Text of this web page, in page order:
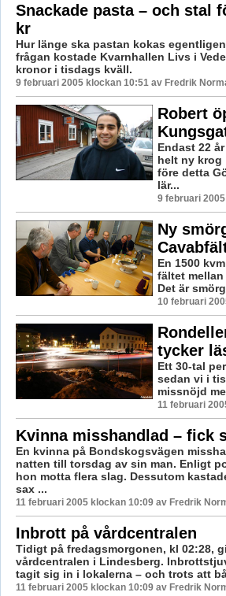
Snackade pasta – och stal
kr
Hur länge ska pastan kokas
frågan kostade Kvarnhallen Livs i
kronor i tisdags kväll.
9 februari 2005 klockan 10:51 av Fredrik
Robert
Endast 22
helt ny krog
före detta
lär...
9 februari
Ny
En 1500
fältet
Det är
10 februari
tycker
Ett 30-tal
sedan vi i
missnöjd
11 februari
Kvinna misshandlad – fick
En kvinna på Bondskogsvägen
natten till torsdag av sin man. Enligt
hon motta flera slag. Dessutom
sax ...
11 februari 2005 klockan 10:09 av Fredrik
Inbrott på vårdcentralen
Tidigt på fredagsmorgonen, kl 02:28,
vårdcentralen i Lindesberg.
tagit sig in i lokalerna – och trots att
11 februari 2005 klockan 10:09 av Fredrik